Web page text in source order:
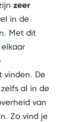
zeer
in de
Met dit
vinden. De
al in de
van
Zo vind je